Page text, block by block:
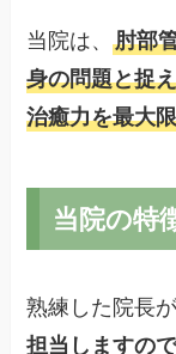
当院は、肘部
身の問題と捉
治癒力を最大
当院の特
熟練した院長
担当しますの